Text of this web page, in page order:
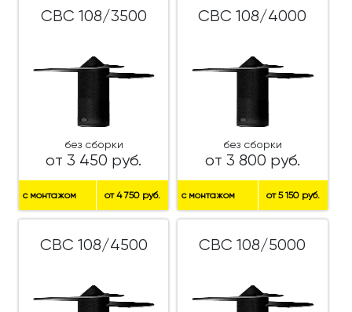
СВС 108/3500
без сборки
от 3 450 руб.
с монтажом от 4 750 руб.
СВС 108/4000
без сборки
от 3 800 руб.
с монтажом от 5 150 руб.
СВС 108/4500 СВС 108/5000